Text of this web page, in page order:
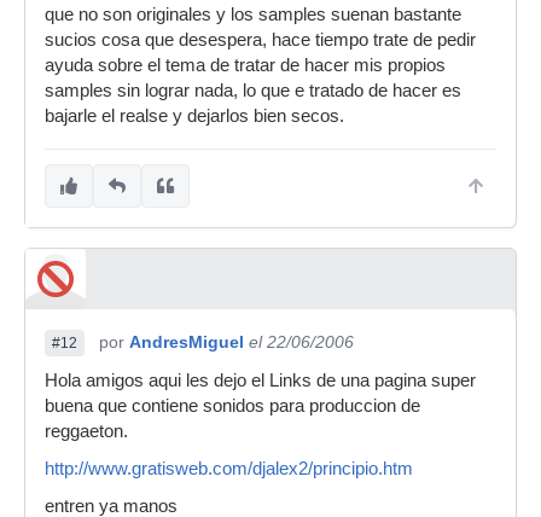
que no son originales y los samples suenan bastante
sucios cosa que desespera, hace tiempo trate de pedir
ayuda sobre el tema de tratar de hacer mis propios
samples sin lograr nada, lo que e tratado de hacer es
bajarle el realse y dejarlos bien secos.
#12 por AndresMiguel el 22/06/2006
Hola amigos aqui les dejo el Links de una pagina super
buena que contiene sonidos para produccion de
reggaeton.
http://www.gratisweb.com/djalex2/principio.htm
entren ya manos